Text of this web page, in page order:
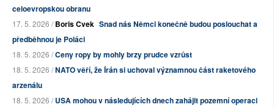
celoevropskou obranu
17. 5. 2026 /Boris Cvek Snad nás Němci konečně budou poslouchat a
předběhnou je Poláci
18. 5. 2026 /Ceny ropy by mohly brzy prudce vzrůst
18. 5. 2026 /NATO věří, že Írán si uchoval významnou část raketového
arzenálu
18. 5. 2026 /USA mohou v následujících dnech zahájit pozemní operaci